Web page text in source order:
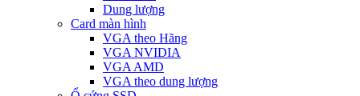
Dung lượng
Card màn hình
VGA theo Hãng
VGA NVIDIA
VGA AMD
VGA theo dung lượng